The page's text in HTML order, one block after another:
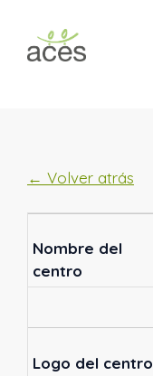
contenido
← Volver atrás
Nombre del
centro
Logo del centro